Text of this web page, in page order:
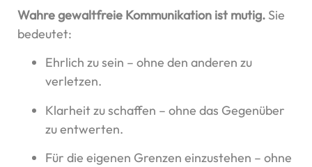
Wahre gewaltfreie Kommunikation ist mutig. Sie
bedeutet:
Ehrlich zu sein – ohne den anderen zu
verletzen.
Klarheit zu schaffen – ohne das Gegenüber
zu entwerten.
Für die eigenen Grenzen einzustehen – ohne